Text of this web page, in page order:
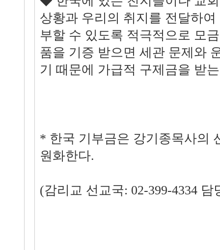
상황과 우리의 취지를 전달하
부할 수 있도록 적극적으로 모
품을 기증 받으면 세관 문제와
기 때문에 가급적 구제금을 받
* 한국 기부금은 강기종목사의
원화한다.
(감리교 선교국: 02-399-4334